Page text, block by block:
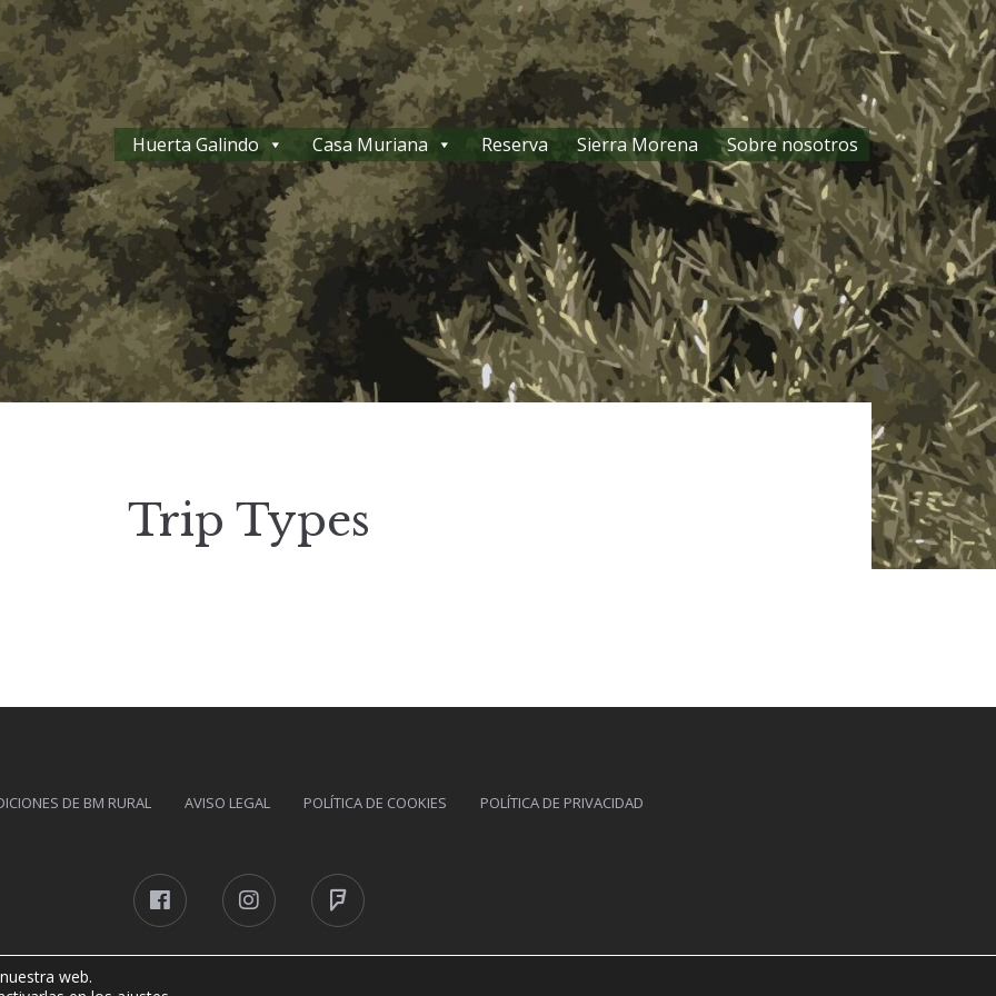
Huerta Galindo Casa Muriana Reserva Sierra Morena Sobre nosotros
Trip Types
DE BM RURAL AVISO LEGAL POLÍTICA DE COOKIES POLÍTICA DE PRIVACIDAD
Facebook Instagram Foursquare
web.